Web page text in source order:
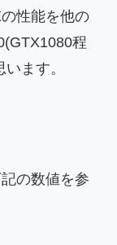
性能を他の
程
ます。
の数値を参